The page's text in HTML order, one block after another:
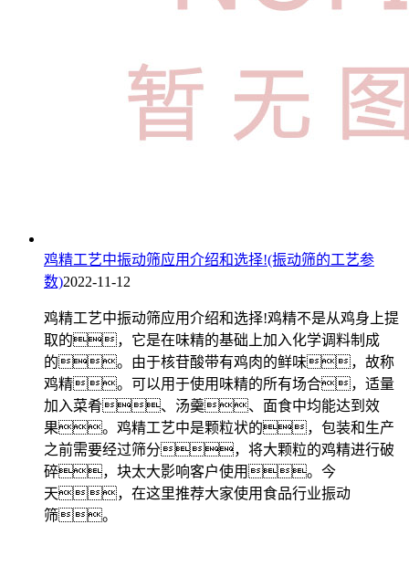
鸡精工艺中振动筛应用介绍和选择!(振动筛的工艺参
数)2022-11-12
鸡精工艺中振动筛应用介绍和选择!鸡精不是从鸡身上提
取的，它是在味精的基础上加入化学调料制成
的。由于核苷酸带有鸡肉的鲜味，故称
鸡精。可以用于使用味精的所有场合，适量
加入菜肴、汤羹、面食中均能达到效
果。鸡精工艺中是颗粒状的，包装和生产
之前需要经过筛分，将大颗粒的鸡精进行破
碎，块太大影响客户使用。今
天，在这里推荐大家使用食品行业振动
筛。